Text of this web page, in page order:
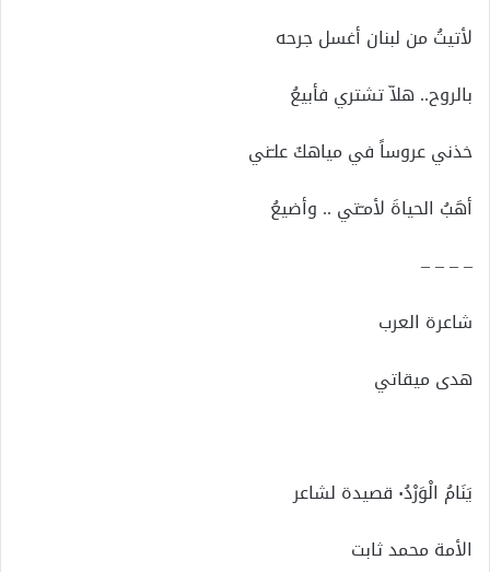
لأتيتُ من لبنان أغسل جرحه
بالروح.. هلاّ تشتري فأبيعُ
خذني عروساً في مياهكَ علـّني
أهَبُ الحياةَ لأمـّتي .. وأضيعُ
– – – –
شاعرة العرب
هدى ميقاتي
يَنَامُ الْوَرْدُ٠ قصيدة لشاعر
الأمة محمد ثابت